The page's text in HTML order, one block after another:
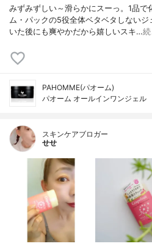
みずみずしい～滑らかにスーっ。1品で
ム・パックの5役全体ベタベタしない
いた後にも爽やかだから嬉しいスキ…
PAHOMME(パオーム)
パオーム オールインワンジェル
スキンケアブロガー
せせ